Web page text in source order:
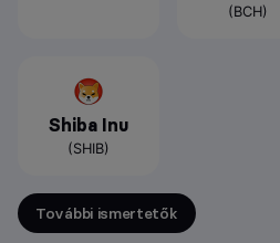
(BCH)
Shiba Inu
(SHIB)
További ismertetők